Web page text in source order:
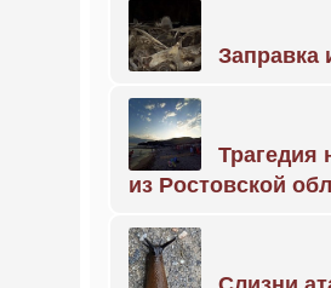
Заправка
Трагедия
из Ростовской